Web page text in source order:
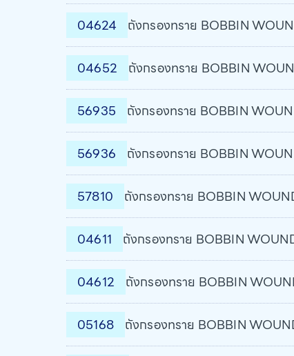
04624 ถังกรองทราย BOBBIN
04652 ถังกรองทราย BOBBIN
56935 ถังกรองทราย BOBBIN
56936 ถังกรองทราย BOBBIN
57810 ถังกรองทราย BOBBIN
04611 ถังกรองทราย BOBBIN
04612 ถังกรองทราย BOBBIN
05168 ถังกรองทราย BOBBIN